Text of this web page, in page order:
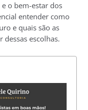
o bem-estar dos
entender como
e quais são as
escolhas.